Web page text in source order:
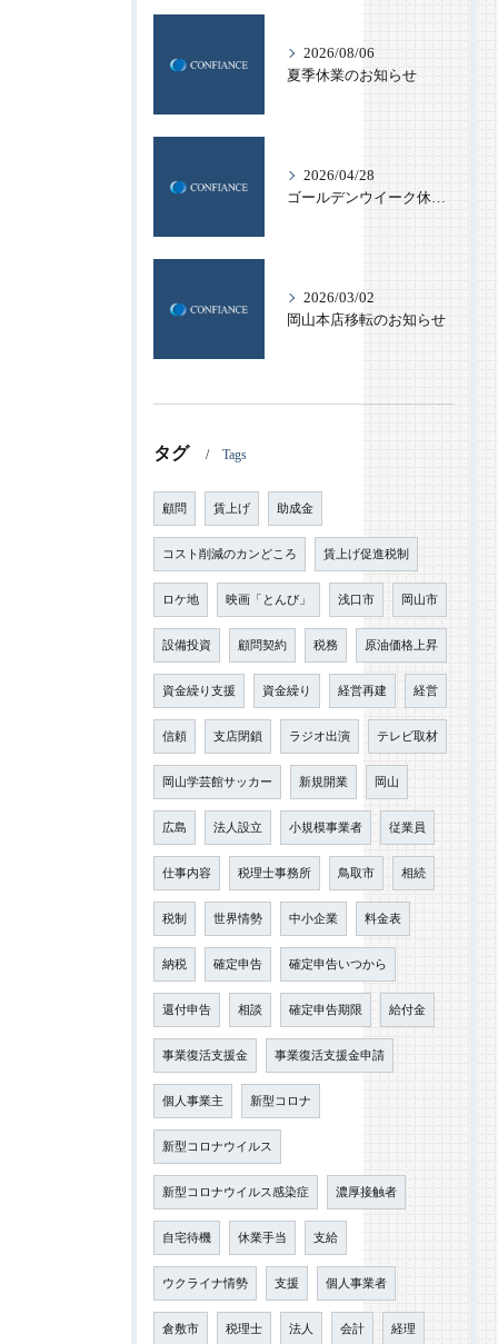
2026/08/06
夏季休業のお知らせ
2026/04/28
ゴールデンウイーク休業のお知らせ
2026/03/02
岡山本店移転のお知らせ
タグ Tags
顧問 賃上げ 助成金
コスト削減のカンどころ 賃上げ促進税制
ロケ地 映画「とんび」 浅口市 岡山市
設備投資 顧問契約 税務 原油価格上昇
資金繰り支援 資金繰り 経営再建 経営
信頼 支店閉鎖 ラジオ出演 テレビ取材
岡山学芸館サッカー 新規開業 岡山
広島 法人設立 小規模事業者 従業員
仕事内容 税理士事務所 鳥取市 相続
税制 世界情勢 中小企業 料金表
納税 確定申告 確定申告いつから
還付申告 相談 確定申告期限 給付金
事業復活支援金 事業復活支援金申請
個人事業主 新型コロナ
新型コロナウイルス
新型コロナウイルス感染症 濃厚接触者
自宅待機 休業手当 支給
ウクライナ情勢 支援 個人事業者
倉敷市 税理士 法人 会計 経理